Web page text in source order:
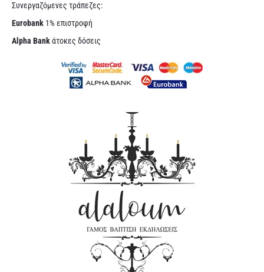
Συνεργαζόμενες τράπεζες:
Eurobank 1% επιστροφή
Alpha Bankάτοκες δόσεις